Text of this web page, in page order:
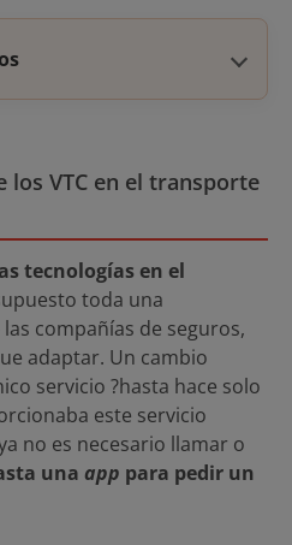
los VTC en el transporte
tecnologías en el
toda una
compañías de seguros,
adaptar. Un cambio
servicio ?hasta hace solo
este servicio
no es necesario llamar o
una app para pedir un